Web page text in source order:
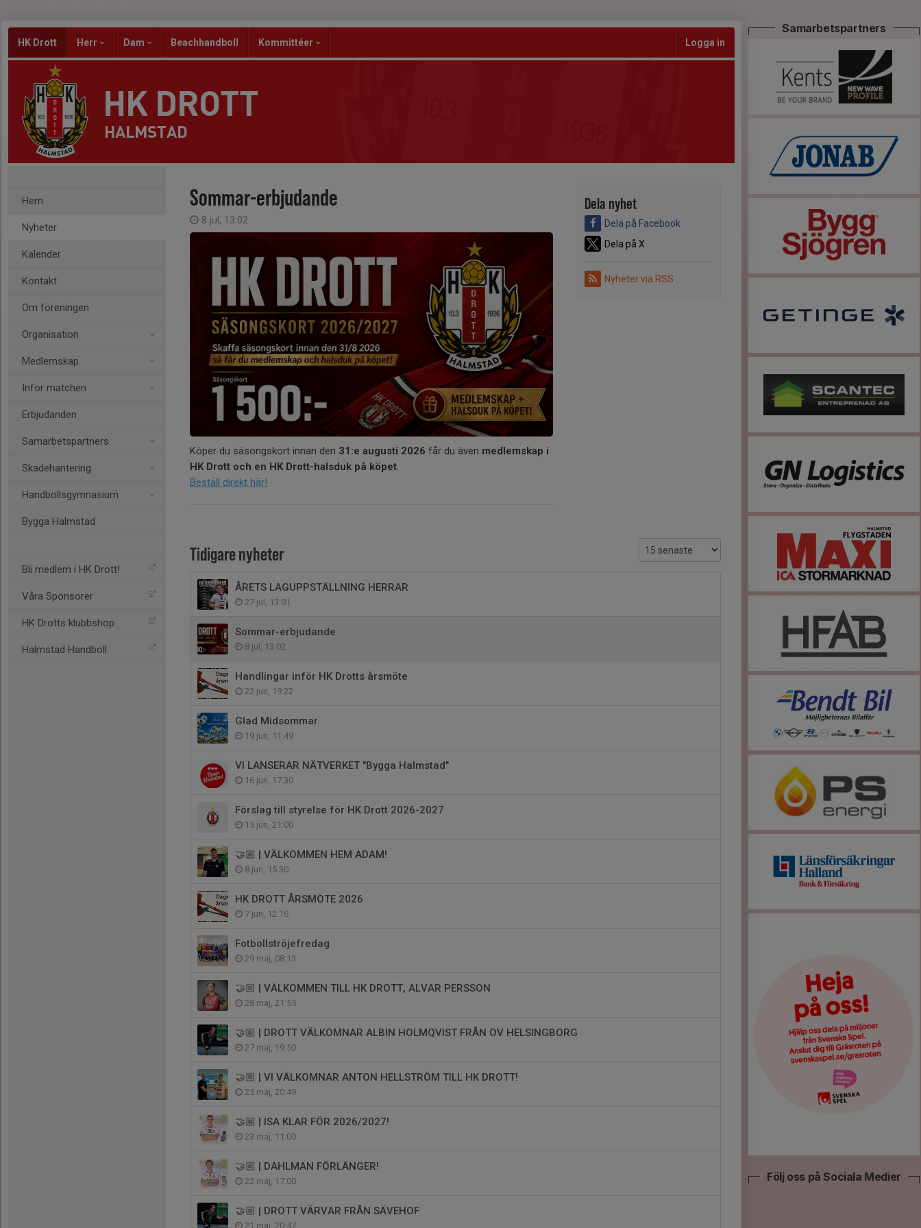
HK Drott Herr Dam Beachhandboll Kommittéer Logga in
HK DROTT
HALMSTAD
Hem
Nyheter
Kalender
Kontakt
Om föreningen
Organisation
Medlemskap
Inför matchen
Erbjudanden
Samarbetspartners
Skadehantering
Handbollsgymnasium
Bygga Halmstad
Bli medlem i HK Drott!
Våra Sponsorer
HK Drotts klubbshop
Halmstad Handboll
Dela nyhet
Dela på Facebook
Dela på X
Nyheter via RSS
Sommar-erbjudande
8 jul, 13:02
Köper du säsongskort innan den 31:e augusti 2026 får du även medlemskap i
HK Drott och en HK Drott-halsduk på köpet.
Beställ direkt här!
Tidigare nyheter
ÅRETS LAGUPPSTÄLLNING HERRAR
27 jul, 13:01
Sommar-erbjudande
8 jul, 13:02
Handlingar inför HK Drotts årsmöte
22 jun, 19:22
Glad Midsommar
19 jun, 11:49
VI LANSERAR NÄTVERKET "Bygga Halmstad"
16 jun, 17:30
Förslag till styrelse för HK Drott 2026-2027
15 jun, 21:00
🤝🏼 | VÄLKOMMEN HEM ADAM!
8 jun, 15:30
HK DROTT ÅRSMÖTE 2026
7 jun, 12:16
Fotbollströjefredag
29 maj, 08:13
🤝🏼 | VÄLKOMMEN TILL HK DROTT, ALVAR PERSSON
28 maj, 21:55
🤝🏼 | DROTT VÄLKOMNAR ALBIN HOLMQVIST FRÅN OV HELSINGBORG
27 maj, 19:50
🤝🏼 | VI VÄLKOMNAR ANTON HELLSTRÖM TILL HK DROTT!
25 maj, 20:49
🤝🏼 | ISA KLAR FÖR 2026/2027!
23 maj, 11:00
🤝🏼 | DAHLMAN FÖRLÄNGER!
22 maj, 17:00
🤝🏼 | DROTT VÄRVAR FRÅN SÄVEHOF
21 maj, 20:47
Samarbetspartners
Följ oss på Sociala Medier